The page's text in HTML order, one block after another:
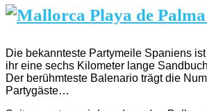
Die bekannteste Partymeile Spaniens
ihr eine sechs Kilometer lange
Der berühmteste Balenario trägt die
Partygäste…